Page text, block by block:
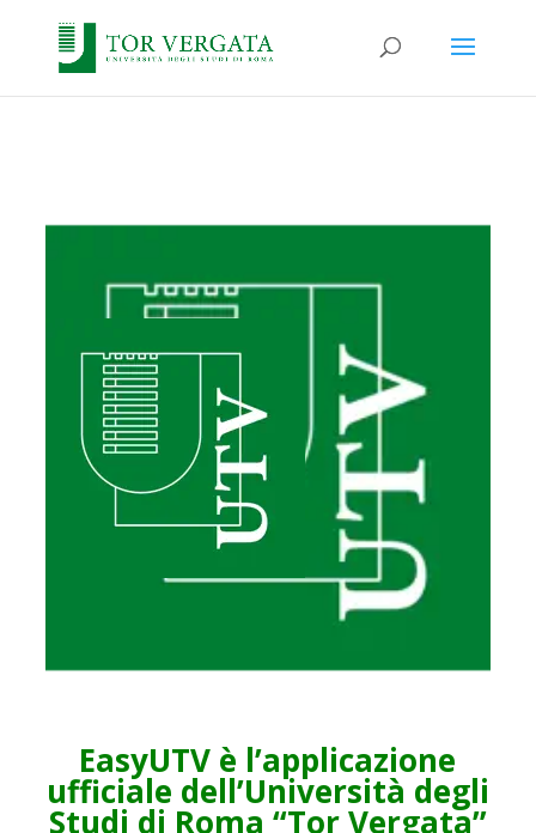
EasyUTV è l’applicazione
ufficiale dell’Università degli
Studi di Roma “Tor Vergata”